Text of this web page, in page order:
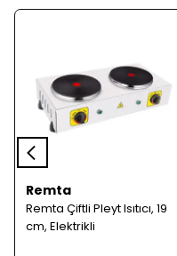
Remta
Remta Çiftli Pleyt Isıtıcı, 19
cm, Elektrikli